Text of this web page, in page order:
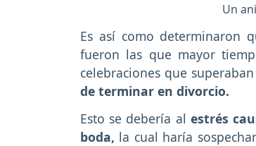
Un
Es así como determinaron
fueron las que mayor
celebraciones que
de terminar en divorcio.
Esto se debería al estrés
boda, la cual haría